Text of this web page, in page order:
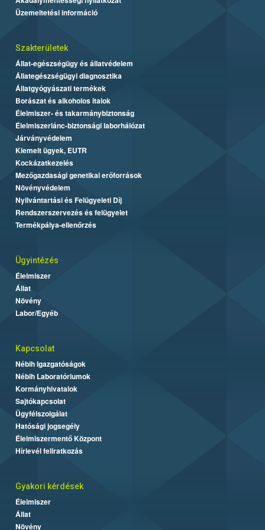
Üzemeltetési információ
Szakterületek
Állat-egészségügy és állatvédelem
Állategészségügyi diagnosztika
Állatgyógyászati termékek
Borászat és alkoholos italok
Élelmiszer- és takarmánybiztonság
Élelmiszerlánc-biztonsági laborhálózat
Járványvédelem
Kiemelt ügyek, EUTR
Kockázatkezelés
Mezőgazdasági genetikai erőforrások
Növényvédelem
Nyilvántartási és Felügyeleti Díj
Rendszerszervezés és felügyelet
Termékpálya-ellenőrzés
Ügyintézés
Élelmiszer
Állat
Növény
Labor/Egyéb
Kapcsolat
Nébih Igazgatóságok
Nébih Laboratóriumok
Kormányhivatalok
Sajtókapcsolat
Ügyfélszolgálat
Hatósági jogsegély
Élelmiszermentő Központ
Hírlevél feliratkozás
Gyakori kérdések
Élelmiszer
Állat
Növény